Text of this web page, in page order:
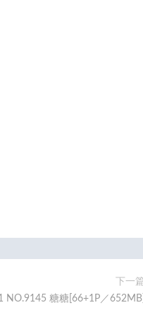
下一
NO.9145 糖糖[66+1P／